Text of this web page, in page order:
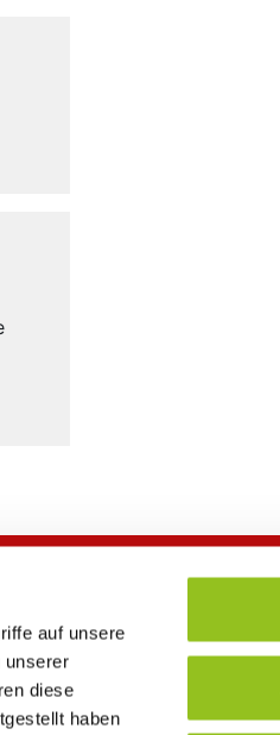
auf unsere
unserer
diese
haben